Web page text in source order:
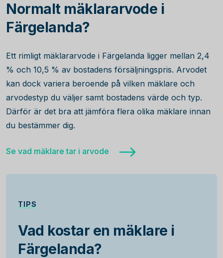
Normalt mäklararvode i
Färgelanda?
Ett rimligt mäklararvode i Färgelanda ligger mellan 2,4
% och 10,5 % av bostadens försäljningspris. Arvodet
kan dock variera beroende på vilken mäklare och
arvodestyp du väljer samt bostadens värde och typ.
Därför är det bra att jämföra flera olika mäklare innan
du bestämmer dig.
Se vad mäklare tar i arvode
TIPS
Vad kostar en mäklare i
Färgelanda?